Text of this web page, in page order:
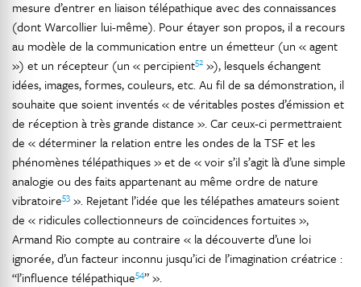
mesure d’entrer en liaison télépathique avec des connaissances
(dont Warcollier lui-même). Pour étayer son propos, il a recours
au modèle de la communication entre un émetteur (un « agent
») et un récepteur (un « percipient52 »), lesquels échangent
idées, images, formes, couleurs, etc. Au fil de sa démonstration, il
souhaite que soient inventés « de véritables postes d’émission et
de réception à très grande distance ». Car ceux-ci permettraient
de « déterminer la relation entre les ondes de la TSF et les
phénomènes télépathiques » et de « voir s’il s’agit là d’une simple
analogie ou des faits appartenant au même ordre de nature
vibratoire53 ». Rejetant l’idée que les télépathes amateurs soient
de « ridicules collectionneurs de coïncidences fortuites »,
Armand Rio compte au contraire « la découverte d’une loi
ignorée, d’un facteur inconnu jusqu’ici de l’imagination créatrice :
“l’influence télépathique54” ».